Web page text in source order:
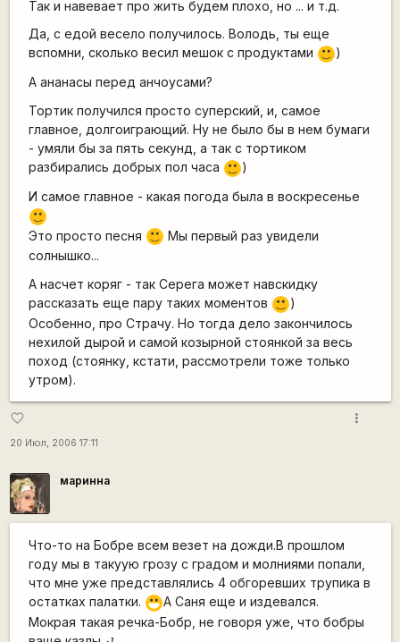
Так и навевает про жить будем плохо, но ... и т.д.
Да, с едой весело получилось. Володь, ты еще
вспомни, сколько весил мешок с продуктами
:) )
А ананасы перед анчоусами?
Тортик получился просто суперский, и, самое
главное, долгоиграющий. Ну не было бы в нем бумаги
- умяли бы за пять секунд, а так с тортиком
разбирались добрых пол часа
:) )
И самое главное - какая погода была в воскресенье
:)
Это просто песня
:)
Мы первый раз увидели
солнышко...
А насчет коряг - так Серега может навскидку
рассказать еще пару таких моментов
:) )
Особенно, про Страчу. Но тогда дело закончилось
нехилой дырой и самой козырной стоянкой за весь
поход (стоянку, кстати, рассмотрели тоже только
утром).
favorite_border
20 Июл, 2006 17:11
more_vert
маринна
Что-то на Бобре всем везет на дожди.В прошлом
году мы в такуую грозу с градом и молниями попали,
что мне уже представлялись 4 обгоревших трупика в
остатках палатки. :D А Саня еще и издевался.
Мокрая такая речка-Бобр, не говоря уже, что бобры